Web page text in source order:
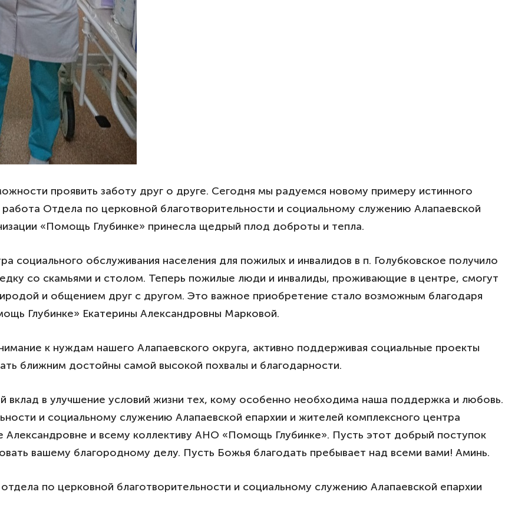
проявить заботу друг о друге. Сегодня мы радуемся новому примеру истинного
Отдела по церковной благотворительности и социальному служению Алапаевской
«Помощь Глубинке» принесла щедрый плод доброты и тепла.
социального обслуживания населения для пожилых и инвалидов в п. Голубковское получило
со скамьями и столом. Теперь пожилые люди и инвалиды, проживающие в центре, смогут
и общением друг с другом. Это важное приобретение стало возможным благодаря
Глубинке» Екатерины Александровны Марковой.
к нуждам нашего Алапаевского округа, активно поддерживая социальные проекты
ближним достойны самой высокой похвалы и благодарности.
вклад в улучшение условий жизни тех, кому особенно необходима наша поддержка и любовь.
и социальному служению Алапаевской епархии и жителей комплексного центра
Александровне и всему коллективу АНО «Помощь Глубинке». Пусть этот добрый поступок
вашему благородному делу. Пусть Божья благодать пребывает над всеми вами! Аминь.
по церковной благотворительности и социальному служению Алапаевской епархии